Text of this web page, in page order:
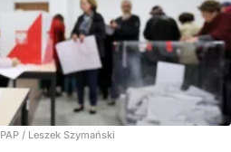
PAP / Leszek Szymański